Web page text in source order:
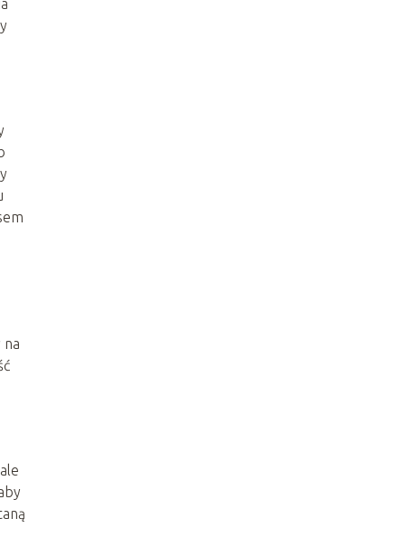
na